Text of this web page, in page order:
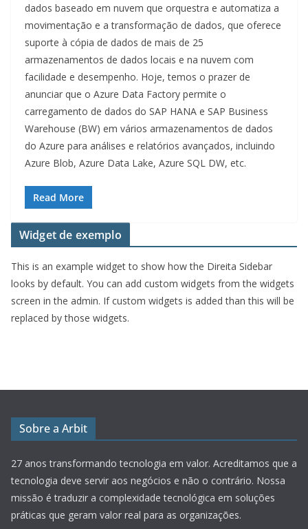
dados baseado em nuvem que orquestra e automatiza a
movimentação e a transformação de dados, que oferece
suporte à cópia de dados de mais de 25
armazenamentos de dados locais e na nuvem com
facilidade e desempenho. Hoje, temos o prazer de
anunciar que o Azure Data Factory permite o
carregamento de dados do SAP HANA e SAP Business
Warehouse (BW) em vários armazenamentos de dados
do Azure para análises e relatórios avançados, incluindo
Azure Blob, Azure Data Lake, Azure SQL DW, etc.
Read More
Widget de exemplo
This is an example widget to show how the Direita Sidebar
looks by default. You can add custom widgets from the widgets
screen in the admin. If custom widgets is added than this will be
replaced by those widgets.
Sobre a Arbit
27 anos transformando tecnologia em valor. Acreditamos que a
tecnologia deve servir aos negócios e não o contrário. Nossa
missão é traduzir a complexidade tecnológica em soluções
práticas que geram valor real para as organizações.